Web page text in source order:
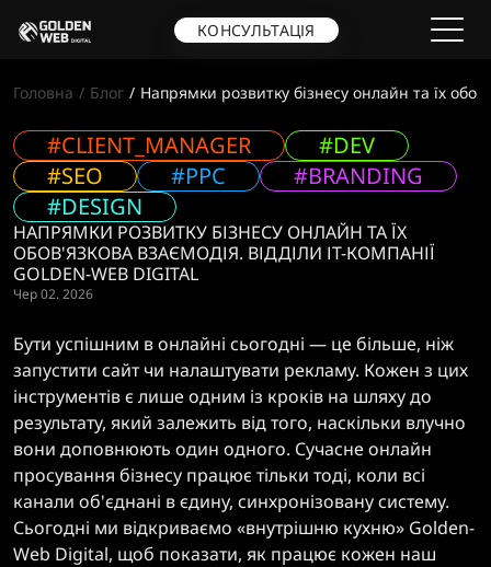
КОНСУЛЬТАЦІЯ
Головна Блог Напрямки розвитку бізнесу онлайн та їх
#CLIENT_MANAGER
#DEV
#SEO
#PPC
#BRANDING
#DESIGN
НАПРЯМКИ РОЗВИТКУ БІЗНЕСУ ОНЛАЙН ТА ЇХ
ОБОВ'ЯЗКОВА ВЗАЄМОДІЯ. ВІДДІЛИ ІТ-КОМПАНІЇ
GOLDEN-WEB DIGITAL
Чер 02. 2026
Бути успішним в онлайні сьогодні — це більше, ніж
запустити сайт чи налаштувати рекламу. Кожен з цих
інструментів є лише одним із кроків на шляху до
результату, який залежить від того, наскільки влучно
вони доповнюють один одного. Сучасне онлайн
просування бізнесу працює тільки тоді, коли всі
канали об'єднані в єдину, синхронізовану систему.
Сьогодні ми відкриваємо «внутрішню кухню» Golden-
Web Digital, щоб показати, як працює кожен наш